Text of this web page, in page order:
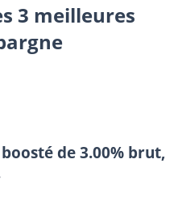
3 meilleures
de 3.00% brut,